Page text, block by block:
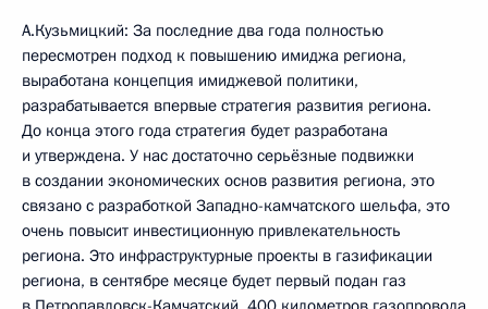
А.Кузьмицкий: За последние два года полностью
пересмотрен подход к повышению имиджа региона,
выработана концепция имиджевой политики,
разрабатывается впервые стратегия развития региона.
До конца этого года стратегия будет разработана
и утверждена. У нас достаточно серьёзные подвижки
в создании экономических основ развития региона, это
связано с разработкой Западно-камчатского шельфа, это
очень повысит инвестиционную привлекательность
региона. Это инфраструктурные проекты в газификации
региона, в сентябре месяце будет первый подан газ